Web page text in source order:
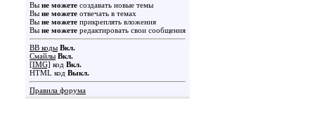
Вы не можете создавать новые темы
Вы не можете отвечать в темах
Вы не можете прикреплять вложения
Вы не можете редактировать свои сообщения
BB коды Вкл.
Смайлы Вкл.
[IMG] код Вкл.
HTML код Выкл.
Правила форума